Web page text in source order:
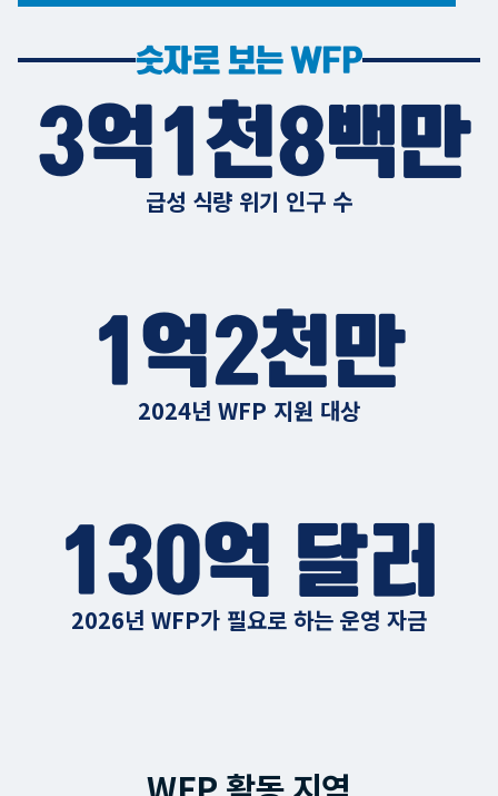
숫자로 보는 WFP
3억1천8백만
급성 식량 위기 인구 수
1억2천만
2024년 WFP 지원 대상
130억 달러
2026년 WFP가 필요로 하는 운영 자금